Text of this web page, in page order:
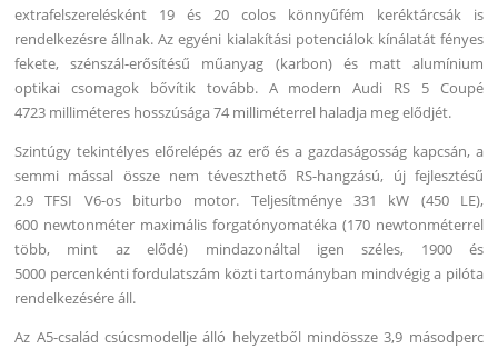
extrafelszerelésként 19 és 20 colos könnyűfém keréktárcsák is
rendelkezésre állnak. Az egyéni kialakítási potenciálok kínálatát fényes
fekete, szénszál-erősítésű műanyag (karbon) és matt alumínium
optikai csomagok bővítik tovább. A modern Audi RS 5 Coupé
4723 milliméteres hosszúsága 74 milliméterrel haladja meg elődjét.
Szintúgy tekintélyes előrelépés az erő és a gazdaságosság kapcsán, a
semmi mással össze nem téveszthető RS-hangzású, új fejlesztésű
2.9 TFSI V6-os biturbo motor. Teljesítménye 331 kW (450 LE),
600 newtonméter maximális forgatónyomatéka (170 newtonméterrel
több, mint az elődé) mindazonáltal igen széles, 1900 és
5000 percenkénti fordulatszám közti tartományban mindvégig a pilóta
rendelkezésére áll.
Az A5-család csúcsmodellje álló helyzetből mindössze 3,9 másodperc